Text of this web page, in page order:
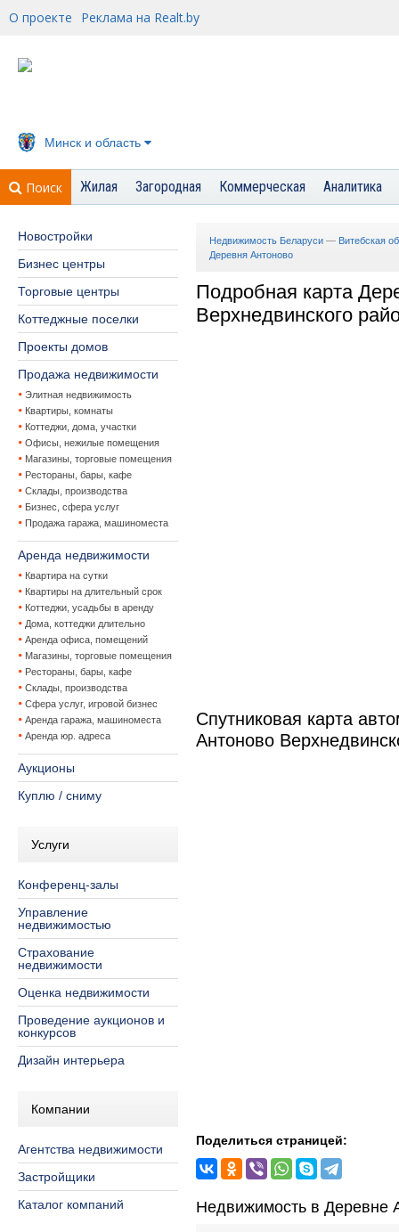
О проекте Реклама на Realt.by
Минск и область
Поиск Жилая Загородная Коммерческая Аналитика
Новостройки
Бизнес центры
Торговые центры
Коттеджные поселки
Проекты домов
Продажа недвижимости
Элитная недвижимость
Квартиры, комнаты
Коттеджи, дома, участки
Офисы, нежилые помещения
Магазины, торговые помещения
Рестораны, бары, кафе
Склады, производства
Бизнес, сфера услуг
Продажа гаража, машиноместа
Аренда недвижимости
Квартира на сутки
Квартиры на длительный срок
Коттеджи, усадьбы в аренду
Дома, коттеджи длительно
Аренда офиса, помещений
Магазины, торговые помещения
Рестораны, бары, кафе
Склады, производства
Сфера услуг, игровой бизнес
Аренда гаража, машиноместа
Аренда юр. адреса
Аукционы
Куплю / сниму
Услуги
Конференц-залы
Управление
недвижимостью
Страхование
недвижимости
Оценка недвижимости
Проведение аукционов и
конкурсов
Дизайн интерьера
Компании
Агентства недвижимости
Застройщики
Каталог компаний
Недвижимость Беларуси — Витебская
Деревня Антоново
Подробная карта
Верхнедвинского
Спутниковая карта
Антоново
Поделиться страницей:
Недвижимость в Деревне